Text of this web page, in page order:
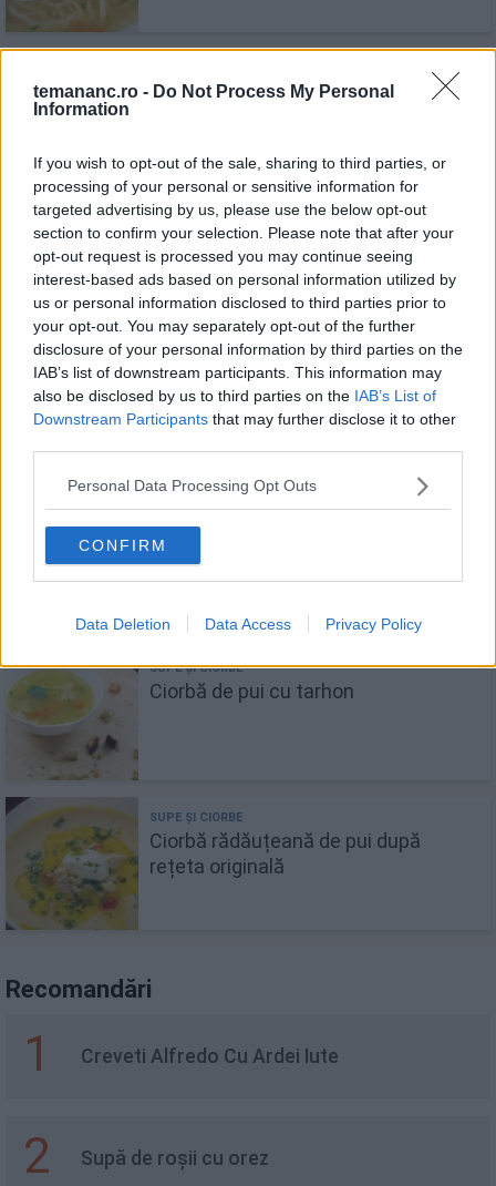
temananc.ro - Do Not Process My Personal
Information
If you wish to opt-out of the sale, sharing to third parties, or
processing of your personal or sensitive information for
targeted advertising by us, please use the below opt-out
section to confirm your selection. Please note that after your
opt-out request is processed you may continue seeing
interest-based ads based on personal information utilized by
us or personal information disclosed to third parties prior to
your opt-out. You may separately opt-out of the further
disclosure of your personal information by third parties on the
IAB’s list of downstream participants. This information may
also be disclosed by us to third parties on the IAB’s List of
Downstream Participants that may further disclose it to other
Personal Data Processing Opt Outs
CONFIRM
Data Deletion Data Access Privacy Policy
Ciorbă de porc a la grec
Ciorbă de perișoare a la grec
Ciorbă de miel a la grec
Ciorbă de dovlecei a la grec
Ciorbă de pui cu tarhon
Ciorbă rădăuțeană de pui după
rețeta originală
Recomandări
1 Creveti Alfredo Cu Ardei Iute
2 Supă de roșii cu orez